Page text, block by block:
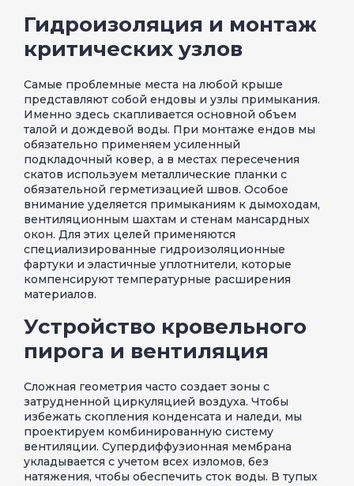
Гидроизоляция и монтаж
критических узлов
Самые проблемные места на любой крыше
представляют собой ендовы и узлы примыкания.
Именно здесь скапливается основной объем
талой и дождевой воды. При монтаже ендов мы
обязательно применяем усиленный
подкладочный ковер, а в местах пересечения
скатов используем металлические планки с
обязательной герметизацией швов. Особое
внимание уделяется примыканиям к дымоходам,
вентиляционным шахтам и стенам мансардных
окон. Для этих целей применяются
специализированные гидроизоляционные
фартуки и эластичные уплотнители, которые
компенсируют температурные расширения
материалов.
Устройство кровельного
пирога и вентиляция
Сложная геометрия часто создает зоны с
затрудненной циркуляцией воздуха. Чтобы
избежать скопления конденсата и наледи, мы
проектируем комбинированную систему
вентиляции. Супердиффузионная мембрана
укладывается с учетом всех изломов, без
натяжения, чтобы обеспечить сток воды. В тупых